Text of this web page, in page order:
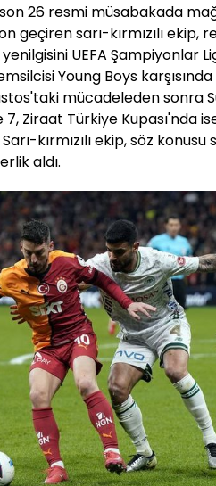
son 26 resmi müsabakada
geçiren sarı-kırmızılı ekip,
UEFA Şampiyonlar
Young Boys karşısında
mücadeleden sonra
7, Ziraat Türkiye Kupası'nda
kırmızılı ekip, söz konusu
aldı.